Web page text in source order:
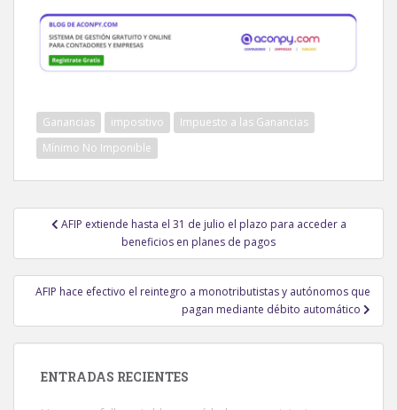
Ganancias impositivo
Impuesto a las Ganancias
Mínimo No Imponible
Navegación
entradas
AFIP extiende hasta el 31 de julio el plazo para acceder a
beneficios en planes de pagos
AFIP hace efectivo el reintegro a monotributistas y autónomos que
pagan mediante débito automático
ENTRADAS RECIENTES